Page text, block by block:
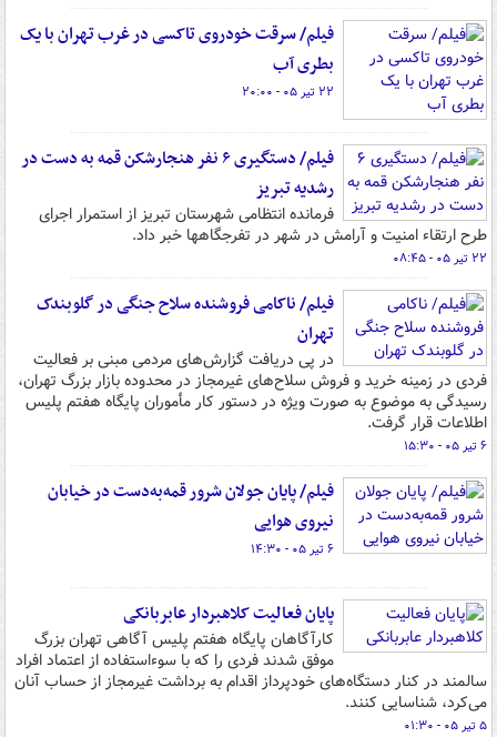
فیلم/ سرقت خودروی تاکسی در غرب تهران با یک
بطری آب
۲۲ تیر ۰۵ - ۲۰:۰۰
فیلم/ دستگیری ۶ نفر هنجارشکن قمه به دست در
رشدیه تبریز
فرمانده انتظامی شهرستان تبریز از استمرار اجرای
طرح ارتقاء امنیت و آرامش در شهر در تفرجگاهها خبر داد.
۲۲ تیر ۰۵ - ۰۸:۴۵
فیلم/ ناکامی فروشنده سلاح جنگی در گلوبندک
تهران
در پی دریافت گزارش‌های مردمی مبنی بر فعالیت
فردی در زمینه خرید و فروش سلاح‌های غیرمجاز در محدوده بازار بزرگ تهران،
رسیدگی به موضوع به صورت ویژه در دستور کار مأموران پایگاه هفتم پلیس
اطلاعات قرار گرفت.
۶ تیر ۰۵ - ۱۵:۳۰
فیلم/ پایان جولان شرور قمه‌به‌دست در خیابان
نیروی هوایی
۶ تیر ۰۵ - ۱۴:۳۰
پایان فعالیت کلاهبردار عابربانکی
کارآگاهان پایگاه هفتم پلیس آگاهی تهران بزرگ
موفق شدند فردی را که با سوءاستفاده از اعتماد افراد
سالمند در کنار دستگاه‌های خودپرداز اقدام به برداشت غیرمجاز از حساب آنان
می‌کرد، شناسایی کنند.
۵ تیر ۰۵ - ۰۱:۳۰